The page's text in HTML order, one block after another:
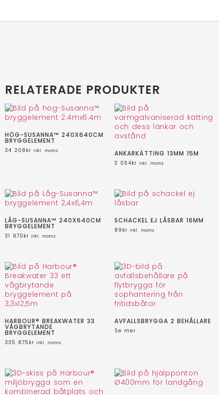
RELATERADE PRODUKTER
HÖG-SUSANNA™ 240X640CM
BRYGGELEMENT
34 208 kr inkl. moms ANKARKÄTTING 13MM 15M
3 054kr inkl. moms
LÅG-SUSANNA™ 240X640CM
BRYGGELEMENT
31 970 kr inkl. moms
SCHACKEL EJ LÅSBAR 16MM
89 kr inkl. moms
HARBOUR® BREAKWATER 33
VÅGBRYTANDE
BRYGGELEMENT
335 875 kr inkl. moms
AVFALLSBRYGGA 2 BEHÅLLARE
Se mer